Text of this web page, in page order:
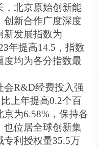
，北京原始创新能
创新合作广度深度
新发展指数为
年提高14.5，指数
度均为各分指数最
会R&D经费投入强
上年提高0.2个百
京为6.58%，保持各
也位居全球创新集
专利授权量35.5万